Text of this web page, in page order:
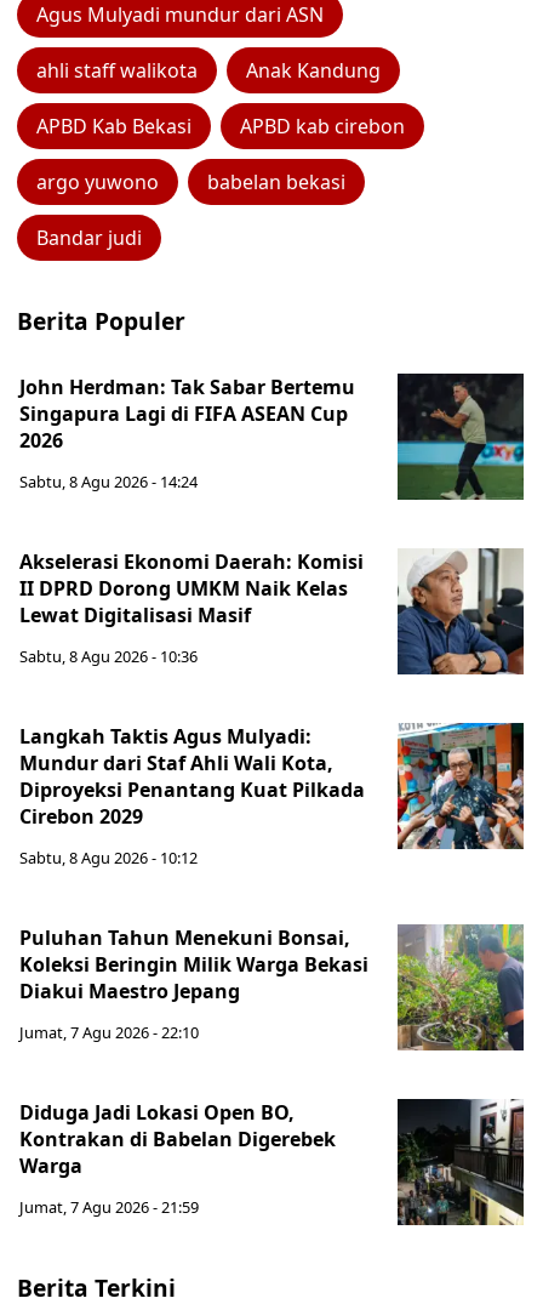
Agus Mulyadi mundur dari ASN
ahli staff walikota Anak Kandung
APBD Kab Bekasi APBD kab cirebon
argo yuwono babelan bekasi
Bandar judi
Berita Populer
John Herdman: Tak Sabar Bertemu
Singapura Lagi di FIFA ASEAN Cup
2026
Sabtu, 8 Agu 2026 - 14:24
Akselerasi Ekonomi Daerah: Komisi
II DPRD Dorong UMKM Naik Kelas
Lewat Digitalisasi Masif
Sabtu, 8 Agu 2026 - 10:36
Langkah Taktis Agus Mulyadi:
Mundur dari Staf Ahli Wali Kota,
Diproyeksi Penantang Kuat Pilkada
Cirebon 2029
Sabtu, 8 Agu 2026 - 10:12
Puluhan Tahun Menekuni Bonsai,
Koleksi Beringin Milik Warga Bekasi
Diakui Maestro Jepang
Jumat, 7 Agu 2026 - 22:10
Diduga Jadi Lokasi Open BO,
Kontrakan di Babelan Digerebek
Warga
Jumat, 7 Agu 2026 - 21:59
Berita Terkini